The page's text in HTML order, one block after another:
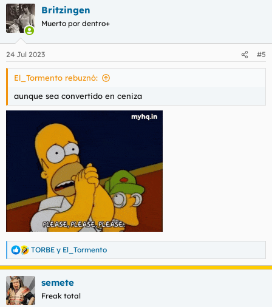
c
c
i
e
s
Britzingen
Muerto por dentro+
24 Jul 2023 #5
El_Tormento rebuznó:
aunque sea convertido en ceniza
R
e
a
c
c
i
TORBE y El_Tormento
semete
Freak total